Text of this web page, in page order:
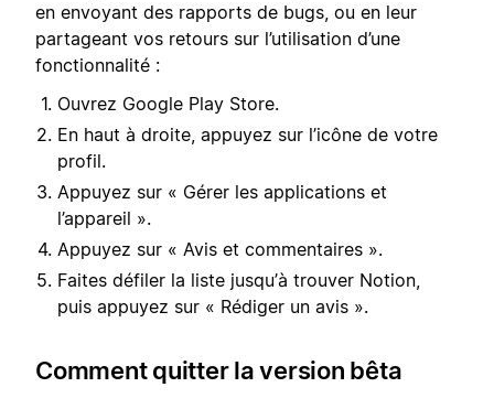
en envoyant des rapports de bugs, ou en leur
partageant vos retours sur l’utilisation d’une
fonctionnalité :
Ouvrez Google Play Store.
En haut à droite, appuyez sur l’icône de votre
profil.
Appuyez sur « Gérer les applications et
l’appareil ».
Appuyez sur « Avis et commentaires ».
Faites défiler la liste jusqu’à trouver Notion,
puis appuyez sur « Rédiger un avis ».
Comment quitter la version bêta